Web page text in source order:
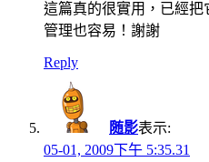
這篇真的很實用，已經把
管理也容易！謝謝
Reply
随影表示:
05-01, 2009下午 5:35.31